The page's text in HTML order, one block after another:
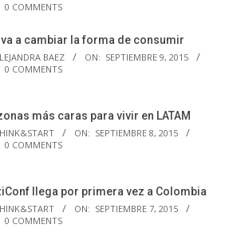
0 COMMENTS
va a cambiar la forma de consumir
BAEZ ON: SEPTIEMBRE 9, 2015
0 COMMENTS
más caras para vivir en LATAM
ON: SEPTIEMBRE 8, 2015
0 COMMENTS
llega por primera vez a Colombia
ON: SEPTIEMBRE 7, 2015
0 COMMENTS